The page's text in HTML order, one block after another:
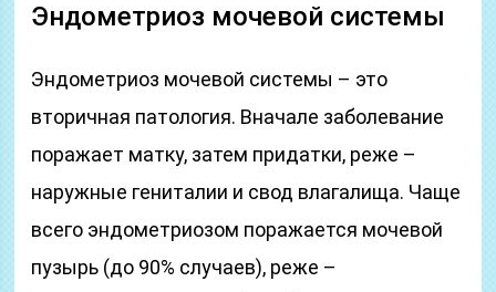
Эндометриоз мочевой системы
Эндометриоз мочевой системы – это
вторичная патология. Вначале заболевание
поражает матку, затем придатки, реже –
наружные гениталии и свод влагалища. Чаще
всего эндометриозом поражается мочевой
пузырь (до 90% случаев), реже –